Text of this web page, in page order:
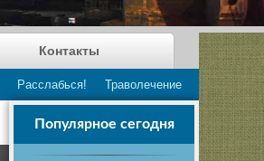
Расслабься! Траволечение
Контакты
Популярное сегодня